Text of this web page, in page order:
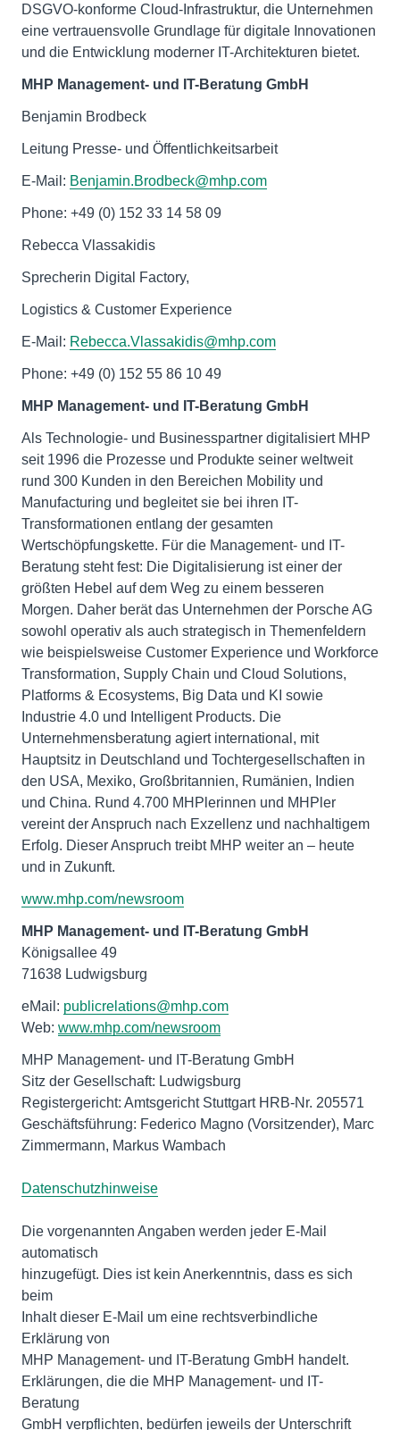
DSGVO-konforme Cloud-Infrastruktur, die Unternehmen
eine vertrauensvolle Grundlage für digitale Innovationen
und die Entwicklung moderner IT-Architekturen bietet.
MHP Management- und IT-Beratung GmbH
Benjamin Brodbeck
Leitung Presse- und Öffentlichkeitsarbeit
E-Mail: Benjamin.Brodbeck@mhp.com
Phone: +49 (0) 152 33 14 58 09
Rebecca Vlassakidis
Sprecherin Digital Factory,
Logistics & Customer Experience
E-Mail: Rebecca.Vlassakidis@mhp.com
Phone: +49 (0) 152 55 86 10 49
MHP Management- und IT-Beratung GmbH
Als Technologie- und Businesspartner digitalisiert MHP
seit 1996 die Prozesse und Produkte seiner weltweit
rund 300 Kunden in den Bereichen Mobility und
Manufacturing und begleitet sie bei ihren IT-
Transformationen entlang der gesamten
Wertschöpfungskette. Für die Management- und IT-
Beratung steht fest: Die Digitalisierung ist einer der
größten Hebel auf dem Weg zu einem besseren
Morgen. Daher berät das Unternehmen der Porsche AG
sowohl operativ als auch strategisch in Themenfeldern
wie beispielsweise Customer Experience und Workforce
Transformation, Supply Chain und Cloud Solutions,
Platforms & Ecosystems, Big Data und KI sowie
Industrie 4.0 und Intelligent Products. Die
Unternehmensberatung agiert international, mit
Hauptsitz in Deutschland und Tochtergesellschaften in
den USA, Mexiko, Großbritannien, Rumänien, Indien
und China. Rund 4.700 MHPlerinnen und MHPler
vereint der Anspruch nach Exzellenz und nachhaltigem
Erfolg. Dieser Anspruch treibt MHP weiter an – heute
und in Zukunft.
www.mhp.com/newsroom
MHP Management- und IT-Beratung GmbH
Königsallee 49
71638 Ludwigsburg
eMail: publicrelations@mhp.com
Web: www.mhp.com/newsroom
MHP Management- und IT-Beratung GmbH
Sitz der Gesellschaft: Ludwigsburg
Registergericht: Amtsgericht Stuttgart HRB-Nr. 205571
Geschäftsführung: Federico Magno (Vorsitzender), Marc
Zimmermann, Markus Wambach
Datenschutzhinweise
Die vorgenannten Angaben werden jeder E-Mail
automatisch
hinzugefügt. Dies ist kein Anerkenntnis, dass es sich
beim
Inhalt dieser E-Mail um eine rechtsverbindliche
Erklärung von
MHP Management- und IT-Beratung GmbH handelt.
Erklärungen, die die MHP Management- und IT-
Beratung
GmbH verpflichten, bedürfen jeweils der Unterschrift